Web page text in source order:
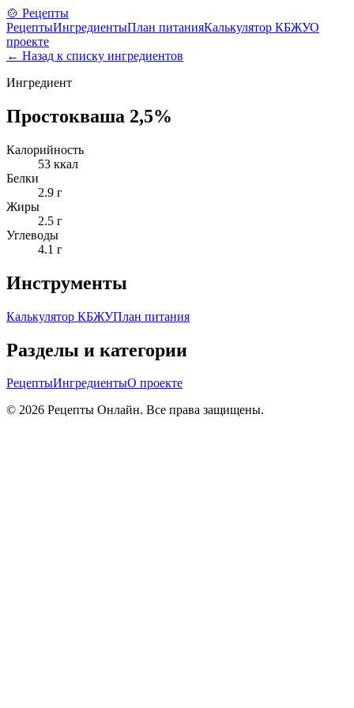
🍲 Рецепты
РецептыИнгредиентыПлан питанияКалькулятор КБЖУО
проекте
← Назад к списку ингредиентов
Ингредиент
Простокваша 2,5%
Калорийность
53 ккал
Белки
2.9 г
Жиры
2.5 г
Углеводы
4.1 г
Инструменты
Калькулятор КБЖУПлан питания
Разделы и категории
РецептыИнгредиентыО проекте
© 2026 Рецепты Онлайн. Все права защищены.